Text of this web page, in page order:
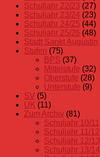
Schuljahr 22/23 (27)
Schuljahr 23/24 (23)
Schuljahr 24/25 (44)
Schuljahr 25/26 (48)
Stadt Sankt Augustin
Stufen (75)
BPS (37)
Mittelstufe (32)
Oberstufe (28)
Unterstufe (9)
SV (5)
UK (11)
Zum Archiv (81)
Schuljahr 10/11
Schuljahr 11/12
Schuljahr 12/13
Schuljahr 13/14